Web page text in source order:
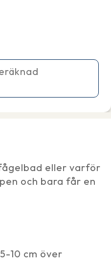
eller varför
och bara får en
10 cm över